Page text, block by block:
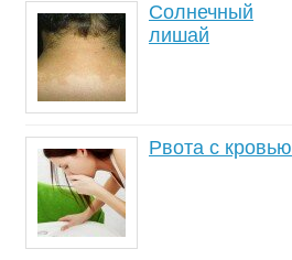
Солнечный
лишай
Рвота с кровью